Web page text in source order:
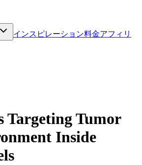
インスピレーション料金アフィリ
Targeting Tumor
Inside